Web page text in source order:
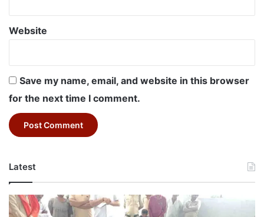
Website
Save my name, email, and website in this browser
for the next time I comment.
Latest
Betul
News